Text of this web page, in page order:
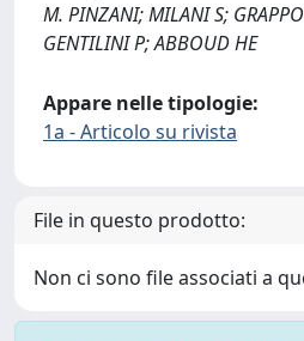
M. PINZANI; MILANI S;
GENTILINI P; ABBOUD HE
Appare nelle tipologie:
1a - Articolo su rivista
File in questo prodotto:
Non ci sono file associati a